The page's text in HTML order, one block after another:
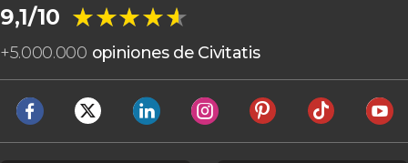
9,1/10 ★★★★★
★★★★★
+5.000.000 opiniones de Civitatis